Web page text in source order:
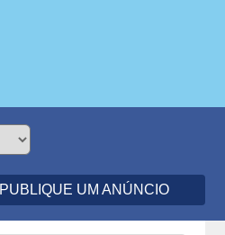
PUBLIQUE UM ANÚNCIO